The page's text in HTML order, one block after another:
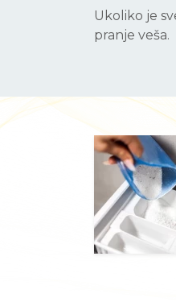
Ukoliko je
pranje veša.